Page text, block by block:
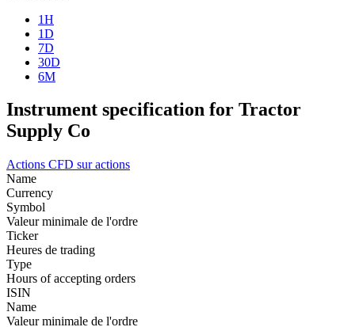
1H
1D
7D
30D
6M
Instrument specification for Tractor
Supply Co
Actions CFD sur actions
Name
Currency
Symbol
Valeur minimale de l'ordre
Ticker
Heures de trading
Type
Hours of accepting orders
ISIN
Name
Valeur minimale de l'ordre